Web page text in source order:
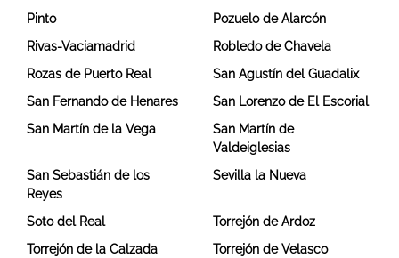
Pinto
Pozuelo de Alarcón
Rivas-Vaciamadrid
Robledo de Chavela
Rozas de Puerto Real
San Agustín del Guadalix
San Fernando de Henares
San Lorenzo de El Escorial
San Martín de la Vega
San Martín de
Valdeiglesias
San Sebastián de los
Reyes
Sevilla la Nueva
Soto del Real
Torrejón de Ardoz
Torrejón de la Calzada
Torrejón de Velasco